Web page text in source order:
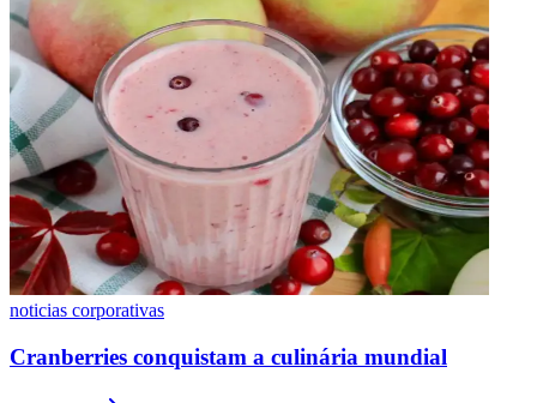
noticias corporativas
Cranberries conquistam a culinária mundial